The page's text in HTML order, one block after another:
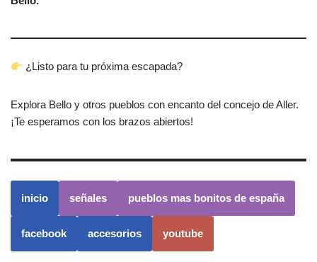
¿Listo para tu próxima escapada?
Explora Bello y otros pueblos con encanto del concejo de Aller.
¡Te esperamos con los brazos abiertos!
inicio señales pueblos mas bonitos de españa
facebook accesorios youtube